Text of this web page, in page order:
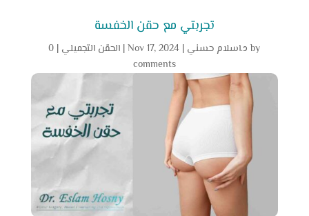
تجربتي مع حقن الخفسة
by د.اسلام حسني |
Nov 17, 2024
| الحقن التجميلي |
0
comments